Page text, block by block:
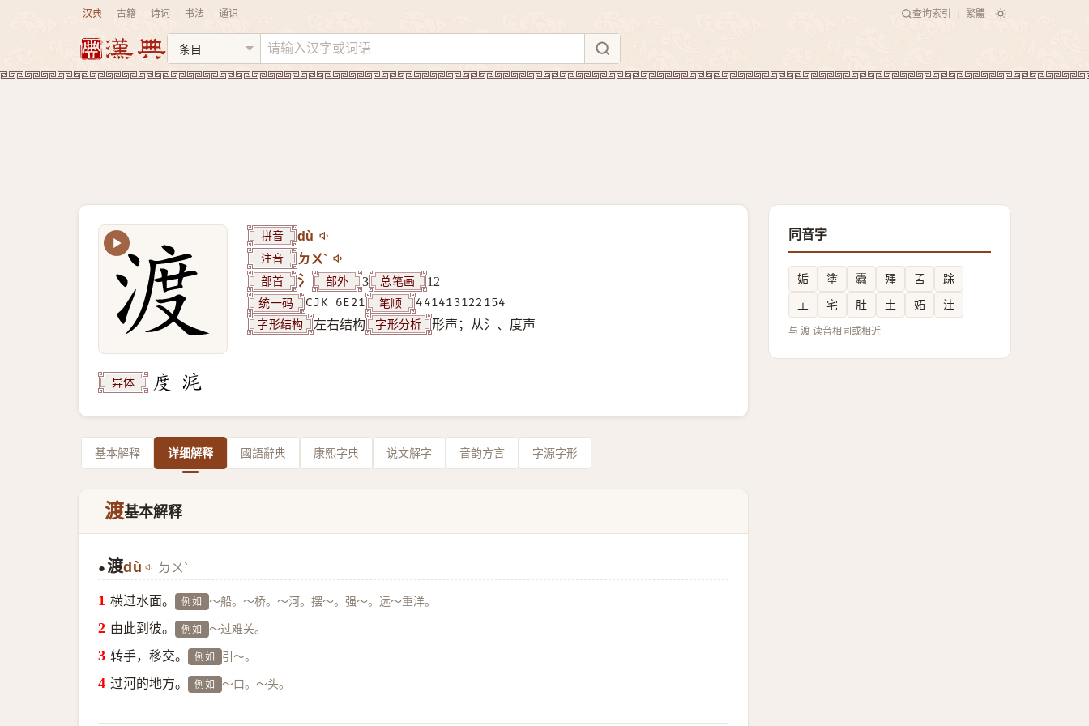
汉典 古籍 诗词 书法 通识 查询索引 繁體
拼音 dù
注音 ㄉㄨˋ
部首 氵 部外 3 总笔画 12
统一码 CJK 6E21 笔顺 441413122154
字形结构 左右结构 字形分析 形声；从氵、度声
异体
基本解释 详细解释 國語辭典 康熙字典 说文解字 音韵方言 字源字形
渡基本解释
● 渡dù ㄉㄨˋ
横过水面。 例如 ～船。～桥。～河。摆～。强～。远～重洋。
由此到彼。 例如 ～过难关。
转手，移交。 例如 引～。
过河的地方。 例如 ～口。～头。
同音字
姤 塗 蠹 殬 叾
䟻
芏
宅 肚 土 妬 汢
与 渡 读音相同或相近